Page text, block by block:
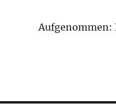
Aufgenommen: